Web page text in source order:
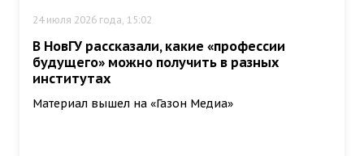
24 июля 2026 года, 15:02
В НовГУ рассказали, какие «профессии
будущего» можно получить в разных
институтах
Материал вышел на «Газон Медиа»